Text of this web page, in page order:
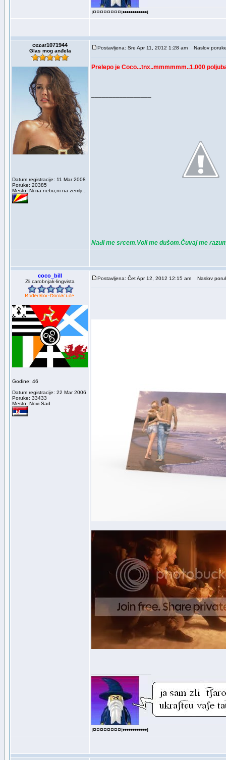
ı¤¤¤¤¤¤¤¤ı••••••••••••ı
cezar1071944
Glas mog anđela
Datum registracije: 11 Mar 2008
Poruke: 20385
Mesto: Ni na nebu,ni na zemlji...
Postavljena: Sre Apr 11, 2012 1:28 am Naslov
Prelepo je Coco...tnx..mmmmmm..1.000
Nađi me srcem.Voli me dušom.Čuvaj me
coco_bill
Zli carobnjak-lingvista
Godine: 46
Datum registracije: 22 Mar 2006
Poruke: 33433
Mesto: Novi Sad
Postavljena: Čet Apr 12, 2012 12:15 am Naslov
ı¤¤¤¤¤¤¤¤ı••••••••••••ı